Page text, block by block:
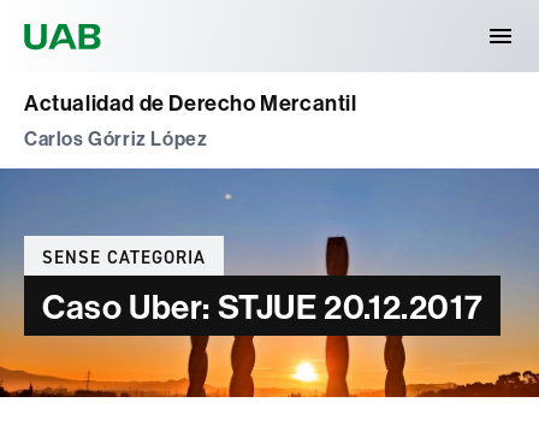
Actualidad de Derecho Mercantil
Carlos Górriz López
Categories
SENSE CATEGORIA
Caso Uber: STJUE 20.12.2017